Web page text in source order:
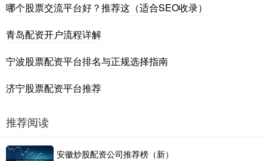
哪个股票交流平台好？推荐这（适合SEO收录）
青岛配资开户流程详解
宁波股票配资平台排名与正规选择指南
济宁股票配资平台推荐
推荐阅读
安徽炒股配资公司推荐榜（新）